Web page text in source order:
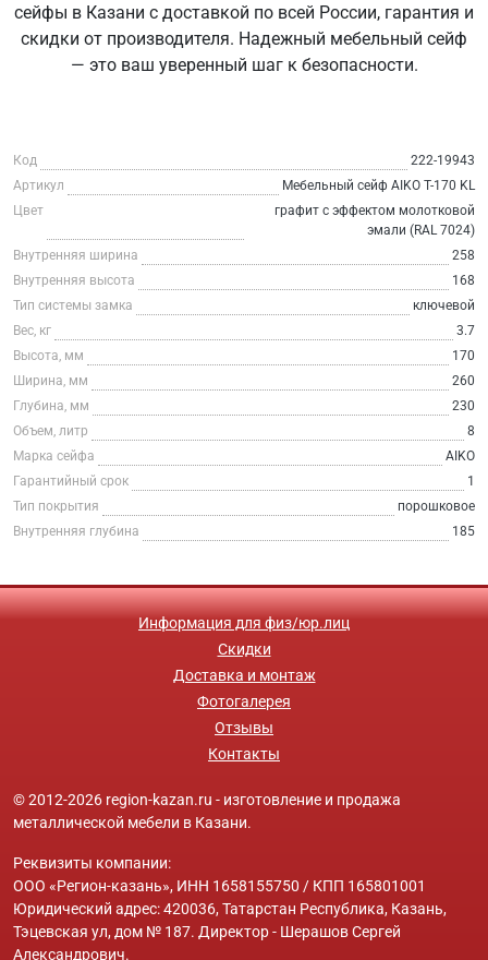
сейфы в Казани с доставкой по всей России, гарантия и
скидки от производителя. Надежный мебельный сейф
— это ваш уверенный шаг к безопасности.
Код
222-19943
Артикул
Мебельный сейф AIKO T-170 KL
Цвет
графит с эффектом молотковой
эмали (RAL 7024)
Внутренняя ширина
258
Внутренняя высота
168
Тип системы замка
ключевой
Вес, кг
3.7
Высота, мм
170
Ширина, мм
260
Глубина, мм
230
Объем, литр
8
Марка сейфа
AIKO
Гарантийный срок
1
Тип покрытия
порошковое
Внутренняя глубина
185
Информация для физ/юр.лиц
Скидки
Доставка и монтаж
Фотогалерея
Отзывы
Контакты
© 2012-2026 region-kazan.ru - изготовление и продажа
металлической мебели в Казани.
Реквизиты компании:
ООО «Регион-казань», ИНН 1658155750 / КПП 165801001
Юридический адрес: 420036, Татарстан Республика, Казань,
Тэцевская ул, дом № 187. Директор - Шерашов Сергей
Александрович.